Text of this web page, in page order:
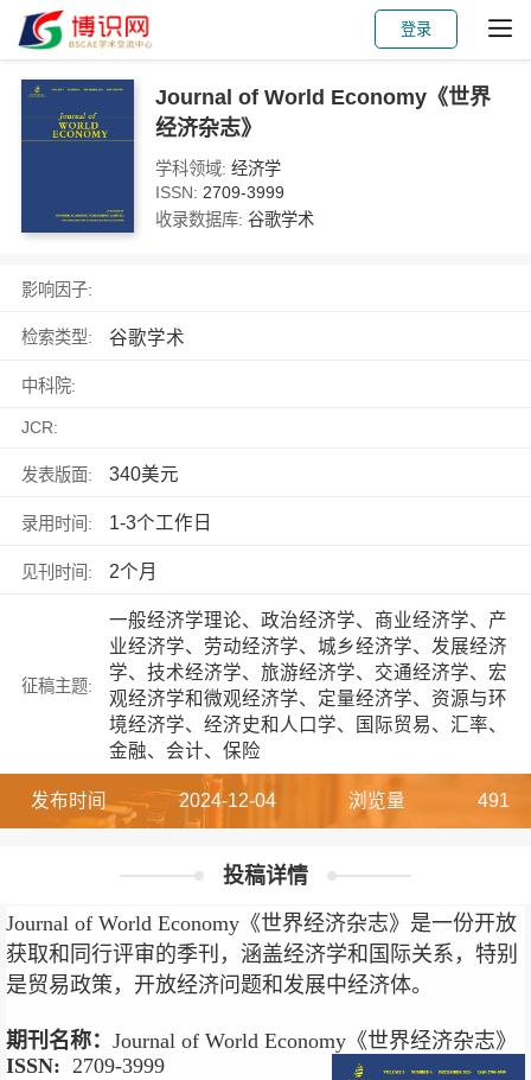
登录
Journal of World Economy《世界
经济杂志》
学科领域: 经济学
ISSN: 2709-3999
收录数据库: 谷歌学术
影响因子:
检索类型: 谷歌学术
中科院:
JCR:
发表版面: 340美元
录用时间: 1-3个工作日
见刊时间: 2个月
征稿主题:
一般经济学理论、政治经济学、商业经济学、产
业经济学、劳动经济学、城乡经济学、发展经济
学、技术经济学、旅游经济学、交通经济学、宏
观经济学和微观经济学、定量经济学、资源与环
境经济学、经济史和人口学、国际贸易、汇率、
金融、会计、保险
发布时间 2024-12-04 浏览量 491
投稿详情
Journal of World Economy《世界经济杂志》是一份开放
获取和同行评审的季刊，涵盖经济学和国际关系，特别
是贸易政策，开放经济问题和发展中经济体。
期刊名称： Journal of World Economy《世界经济杂志》
ISSN: 2709-3999